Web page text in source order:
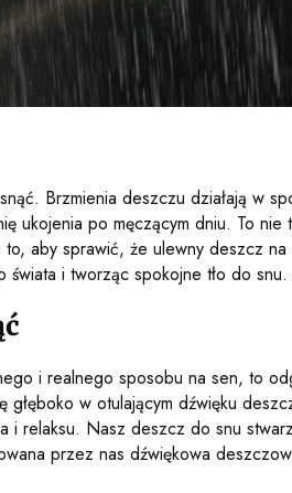
Brzmienia deszczu działają w
ukojenia po męczącym dniu. To
aby sprawić, że ulewny deszcz
świata i tworząc spokojne tło do
i realnego sposobu na sen, to
w otulającym dźwięku
i relaksu. Nasz deszcz do snu
przez nas dźwiękowa